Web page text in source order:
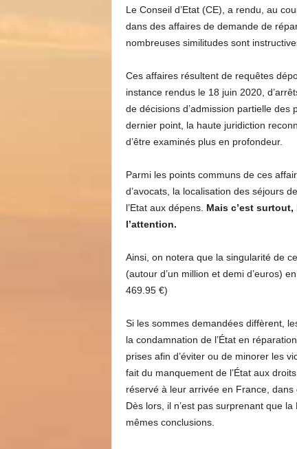
Le Conseil d’Etat (CE), a rendu, au
dans des affaires de demande de
nombreuses similitudes sont
Ces affaires résultent de requêtes
instance rendus le 18 juin 2020,
de décisions d’admission partielle des
dernier point, la haute juridiction
d’être examinés plus en profondeur.
Parmi les points communs de ces
d’avocats, la localisation des séjours
l’Etat aux dépens. Mais c’est
l’attention.
Ainsi, on notera que la singularité de
(autour d’un million et demi d’euros)
469.95 €)
Si les sommes demandées diffèrent,
la condamnation de l’État en
prises afin d’éviter ou de minorer les
fait du manquement de l’État aux
réservé à leur arrivée en France, dans
Dès lors, il n’est pas surprenant que
mêmes conclusions.